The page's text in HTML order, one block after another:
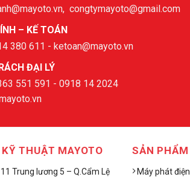
congtymayoto@gmail.com
– KẾ TOÁN
380 611 - ketoan@mayoto.vn
ĐẠI LÝ
551 591 - 0918 14 2024
THUẬT MAYOTO
Trung lương 5 – Q.Cẩm Lệ
SẢN PHẨM
Máy phát điện